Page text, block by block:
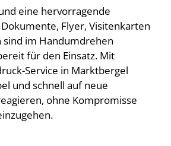
eine hervorragende
Flyer, Visitenkarten
im Handumdrehen
für den Einsatz. Mit
Service in Marktbergel
und schnell auf neue
ohne Kompromisse